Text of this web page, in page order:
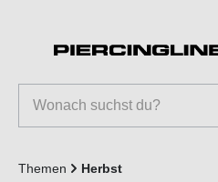
Themen Herbst